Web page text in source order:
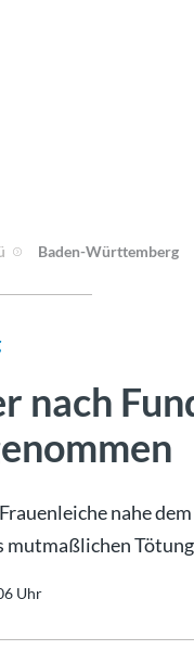
Baden-Württemberg
nach
nahe
mutmaßlichen
Uhr